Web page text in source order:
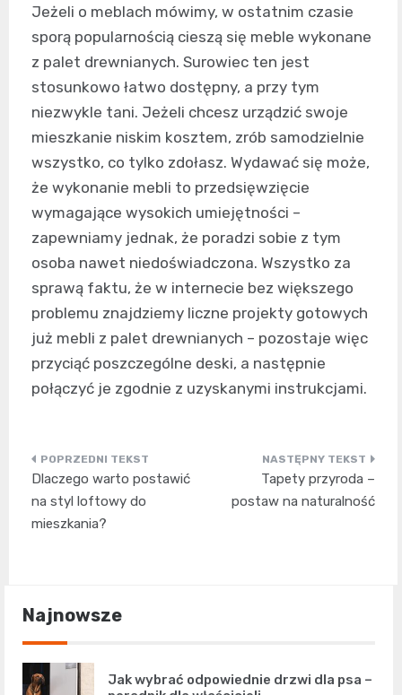
Jeżeli o meblach mówimy, w ostatnim czasie
sporą popularnością cieszą się meble wykonane
z palet drewnianych. Surowiec ten jest
stosunkowo łatwo dostępny, a przy tym
niezwykle tani. Jeżeli chcesz urządzić swoje
mieszkanie niskim kosztem, zrób samodzielnie
wszystko, co tylko zdołasz. Wydawać się może,
że wykonanie mebli to przedsięwzięcie
wymagające wysokich umiejętności –
zapewniamy jednak, że poradzi sobie z tym
osoba nawet niedoświadczona. Wszystko za
sprawą faktu, że w internecie bez większego
problemu znajdziemy liczne projekty gotowych
już mebli z palet drewnianych – pozostaje więc
przyciąć poszczególne deski, a następnie
połączyć je zgodnie z uzyskanymi instrukcjami.
Nawigacja
wpisu
Dlaczego warto postawić
na styl loftowy do
mieszkania?
Tapety przyroda –
postaw na naturalność
Najnowsze
Jak wybrać odpowiednie drzwi dla psa –